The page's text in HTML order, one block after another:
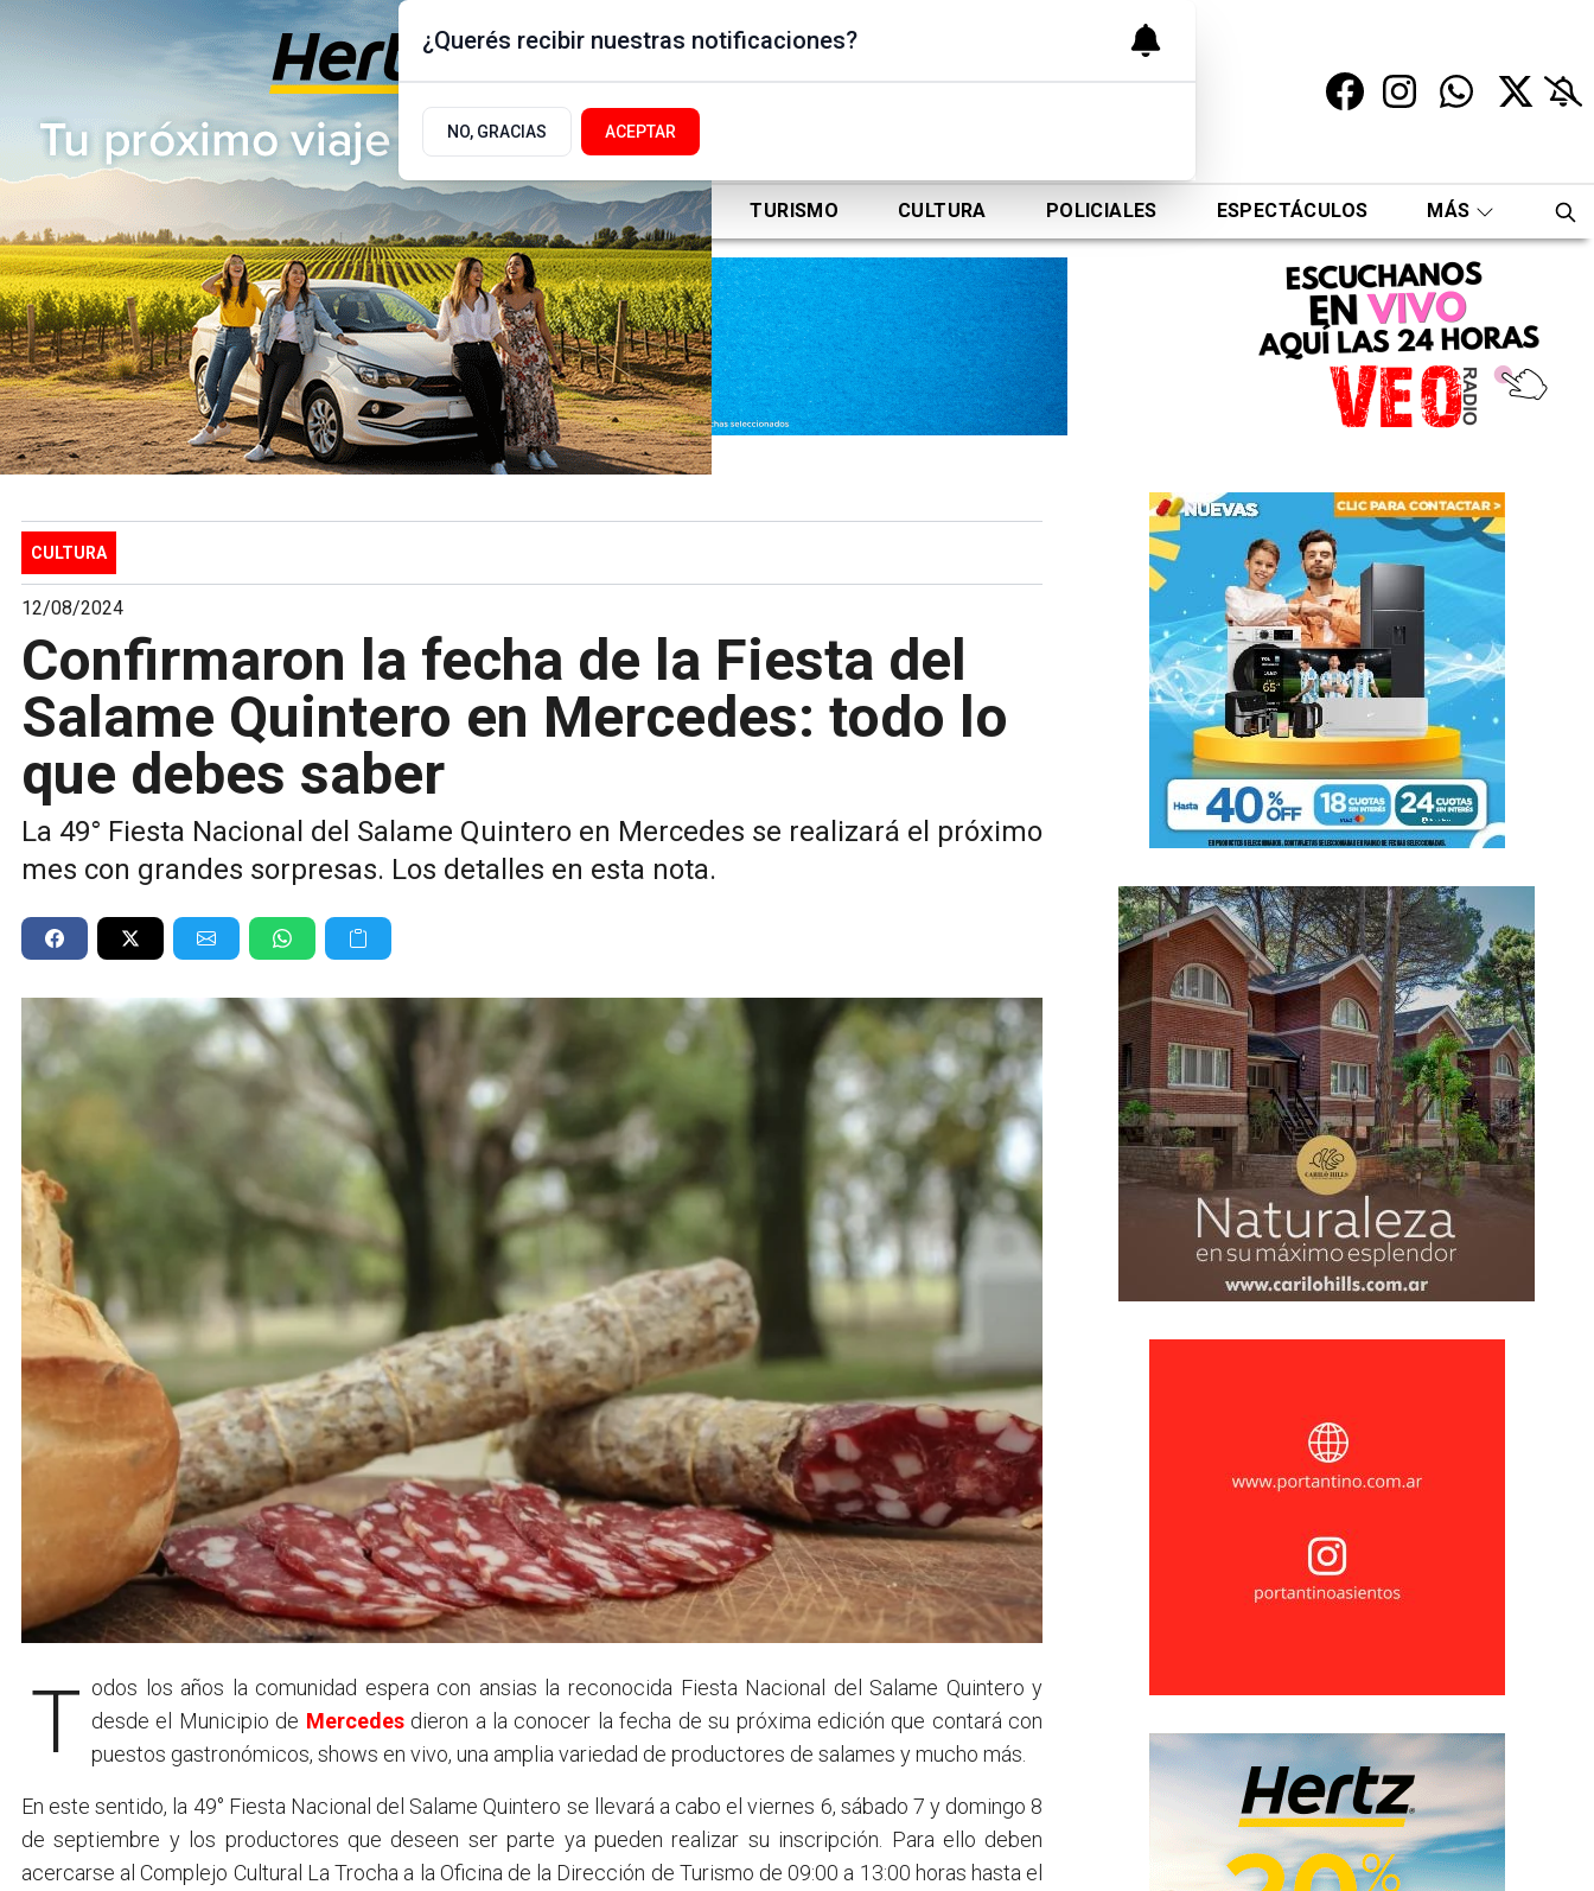
Viernes 7 de Agosto
de 2026
17.9ºc | Buenos Aires, AR
ACTUALIDAD POLÍTICA DEPORTES TURISMO CULTURA POLICIALES ESPECTÁCULOS MÁS
CULTURA
12/08/2024
Confirmaron la fecha de la Fiesta del
Salame Quintero en Mercedes: todo lo
que debes saber
La 49° Fiesta Nacional del Salame Quintero en Mercedes se realizará el próximo
mes con grandes sorpresas. Los detalles en esta nota.
Todos los años la comunidad espera con ansias la reconocida Fiesta Nacional del Salame Quintero y desde el Municipio de Mercedesdieron a la conocer la fecha de su próxima edición que contará con
puestos gastronómicos, shows en vivo, una amplia variedad de productores de salames y mucho más.
En este sentido, la 49° Fiesta Nacional del Salame Quintero se llevará a cabo el viernes 6, sábado 7 y domingo 8
de septiembre y los productores que deseen ser parte ya pueden realizar su inscripción. Para ello deben
acercarse al Complejo Cultural La Trocha a la Oficina de la Dirección de Turismo de 09:00 a 13:00 horas hasta el
¿Querés recibir nuestras notificaciones?
NO, GRACIAS ACEPTAR